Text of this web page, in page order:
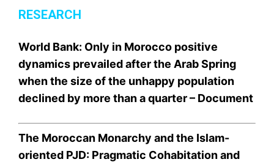
RESEARCH
World Bank: Only in Morocco positive
dynamics prevailed after the Arab Spring
when the size of the unhappy population
declined by more than a quarter – Document
The Moroccan Monarchy and the Islam-
oriented PJD: Pragmatic Cohabitation and